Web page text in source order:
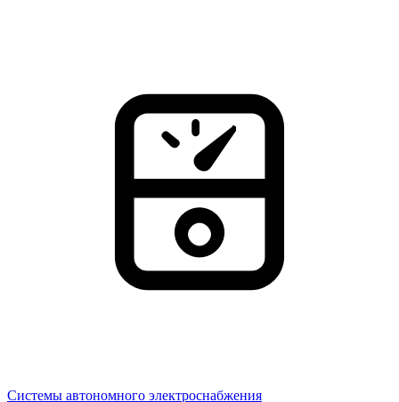
Системы автономного электроснабжения